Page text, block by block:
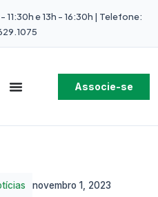
e 13h - 16:30h | Telefone:
Associe-se
novembro 1, 2023